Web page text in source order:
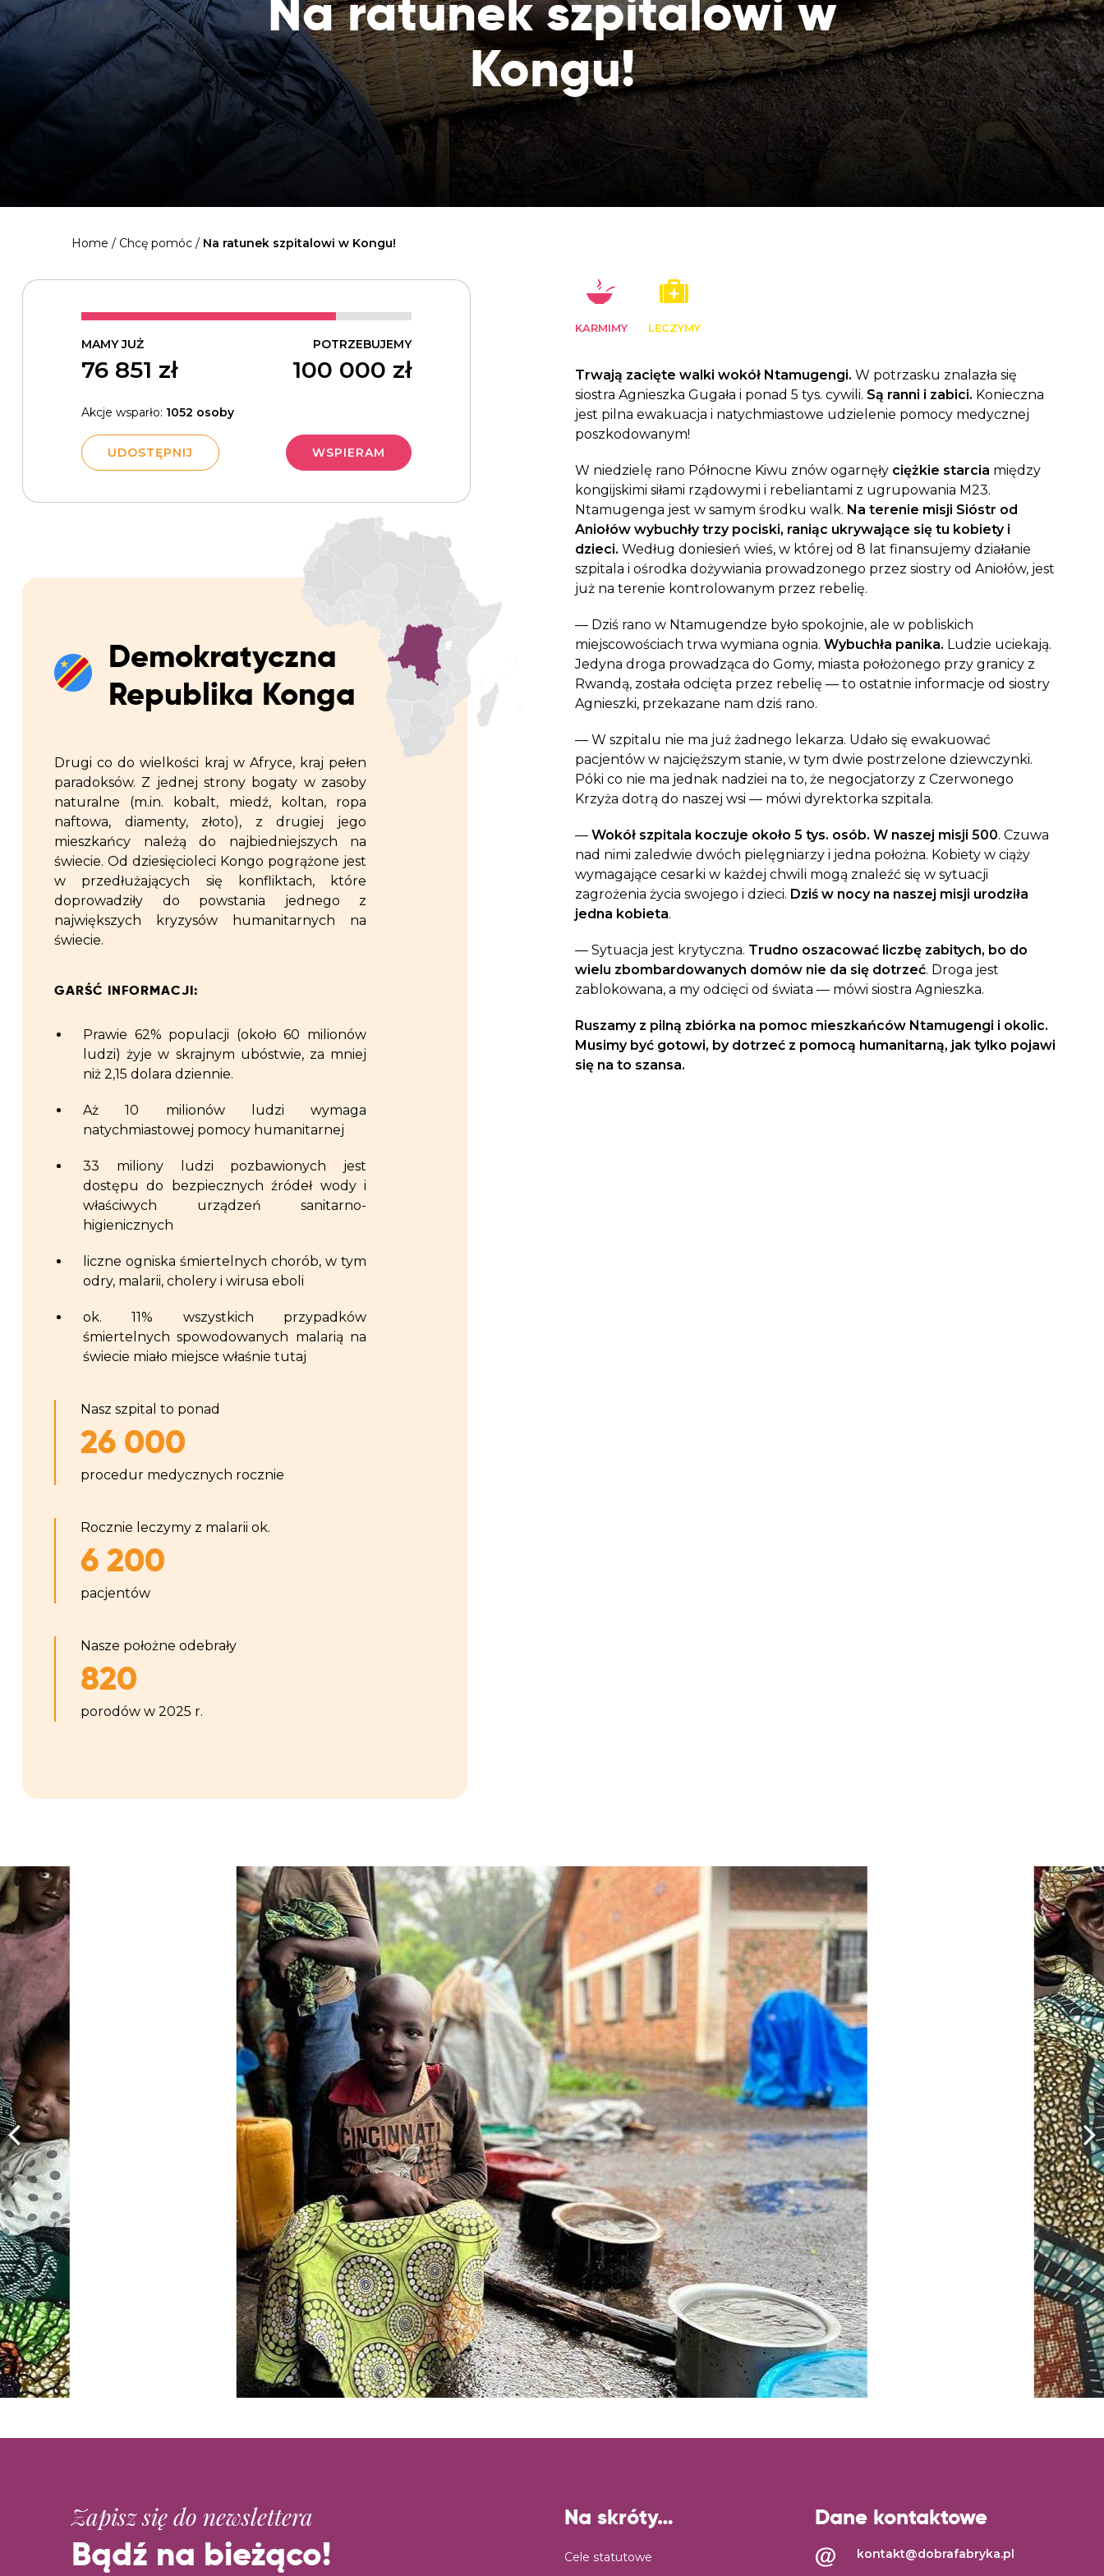
Dobroczynne24
Zrób zakupy dla potrzebujących w
markecie z dobrymi uczynkami
Warzywniak Charbela
Zrób zakupy u niewidomego Charbela i
wspieraj Głodnych
Wiatraczek dla Życia
Uratuj dziecko cierpiące z powodu
głodu i wspieraj edukację rodziców
Sprawdź listę miejsc, do których dociera
Twoja pomoc
Sprawozdania
Zweryfikuj, w jaki sposób wydajemy
przekazane Darowizny
Cele statutowe
Sprawdź cele naszej organizacji
Kongu!
Home / Chcę pomóc / Na ratunek szpitalowi w Kongu!
MAMY JUŻ
76 851 zł
POTRZEBUJEMY
100 000 zł
Akcje wsparło: 1052 osoby
UDOSTĘPNIJ WSPIERAM
Demokratyczna
Republika Konga
Drugi co do wielkości kraj w Afryce, kraj pełen
paradoksów. Z jednej strony bogaty w zasoby
naturalne (m.in. kobalt, miedź, koltan, ropa
naftowa, diamenty, złoto), z drugiej jego
mieszkańcy należą do najbiedniejszych na
świecie. Od dziesięcioleci Kongo pogrążone jest
w przedłużających się konfliktach, które
doprowadziły do powstania jednego z
największych kryzysów humanitarnych na
świecie.
GARŚĆ INFORMACJI:
Prawie 62% populacji (około 60 milionów
ludzi) żyje w skrajnym ubóstwie, za mniej
niż 2,15 dolara dziennie.
Aż 10 milionów ludzi wymaga
natychmiastowej pomocy humanitarnej
33 miliony ludzi pozbawionych jest
dostępu do bezpiecznych źródeł wody i
właściwych urządzeń sanitarno-
higienicznych
liczne ogniska śmiertelnych chorób, w tym
odry, malarii, cholery i wirusa eboli
ok. 11% wszystkich przypadków
śmiertelnych spowodowanych malarią na
świecie miało miejsce właśnie tutaj
Nasz szpital to ponad
26 000
procedur medycznych rocznie
Rocznie leczymy z malarii ok.
6 200
pacjentów
Nasze położne odebrały
820
porodów w 2025 r.
KARMIMY LECZYMY
Trwają zacięte walki wokół Ntamugengi. W potrzasku znalazła się
siostra Agnieszka Gugała i ponad 5 tys. cywili. Są ranni i zabici. Konieczna
jest pilna ewakuacja i natychmiastowe udzielenie pomocy medycznej
poszkodowanym!
W niedzielę rano Północne Kiwu znów ogarnęły ciężkie starcia między
kongijskimi siłami rządowymi i rebeliantami z ugrupowania M23.
Ntamugenga jest w samym środku walk. Na terenie misji Sióstr od
Aniołów wybuchły trzy pociski, raniąc ukrywające się tu kobiety i
dzieci. Według doniesień wieś, w której od 8 lat finansujemy działanie
szpitala i ośrodka dożywiania prowadzonego przez siostry od Aniołów, jest
już na terenie kontrolowanym przez rebelię.
— Dziś rano w Ntamugendze było spokojnie, ale w pobliskich
miejscowościach trwa wymiana ognia. Wybuchła panika. Ludzie uciekają.
Jedyna droga prowadząca do Gomy, miasta położonego przy granicy z
Rwandą, została odcięta przez rebelię — to ostatnie informacje od siostry
Agnieszki, przekazane nam dziś rano.
— W szpitalu nie ma już żadnego lekarza. Udało się ewakuować
pacjentów w najcięższym stanie, w tym dwie postrzelone dziewczynki.
Póki co nie ma jednak nadziei na to, że negocjatorzy z Czerwonego
Krzyża dotrą do naszej wsi — mówi dyrektorka szpitala.
— Wokół szpitala koczuje około 5 tys. osób. W naszej misji 500. Czuwa
nad nimi zaledwie dwóch pielęgniarzy i jedna położna. Kobiety w ciąży
wymagające cesarki w każdej chwili mogą znaleźć się w sytuacji
zagrożenia życia swojego i dzieci. Dziś w nocy na naszej misji urodziła
jedna kobieta.
— Sytuacja jest krytyczna. Trudno oszacować liczbę zabitych, bo do
wielu zbombardowanych domów nie da się dotrzeć. Droga jest
zablokowana, a my odcięci od świata — mówi siostra Agnieszka.
Ruszamy z pilną zbiórka na pomoc mieszkańców Ntamugengi i okolic.
Musimy być gotowi, by dotrzeć z pomocą humanitarną, jak tylko pojawi
się na to szansa.
Zapisz się do newslettera
Bądź na bieżąco!
Na skróty…
Cele statutowe
Dane kontaktowe
kontakt@dobrafabryka.pl